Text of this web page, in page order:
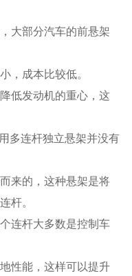
大部分汽车的前悬架
，成本比较低。
低发动机的重心，这
多连杆独立悬架并没有
来的，这种悬架是将
杆。
连杆大多数是控制车
性能，这样可以提升